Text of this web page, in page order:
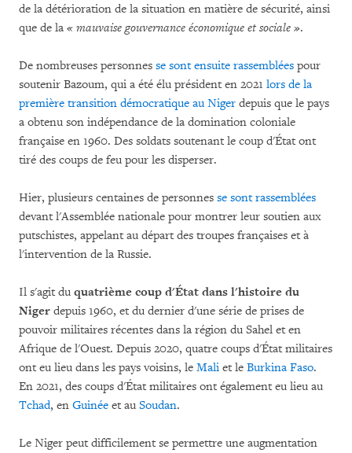
de la détérioration de la situation en matière de sécurité, ainsi
que de la « mauvaise gouvernance économique et sociale ».
De nombreuses personnes se sont ensuite rassemblées pour
soutenir Bazoum, qui a été élu président en 2021 lors de la
première transition démocratique au Niger depuis que le pays
a obtenu son indépendance de la domination coloniale
française en 1960. Des soldats soutenant le coup d'État ont
tiré des coups de feu pour les disperser.
Hier, plusieurs centaines de personnes se sont rassemblées
devant l'Assemblée nationale pour montrer leur soutien aux
putschistes, appelant au départ des troupes françaises et à
l'intervention de la Russie.
Il s'agit du quatrième coup d'État dans l'histoire du
Niger depuis 1960, et du dernier d'une série de prises de
pouvoir militaires récentes dans la région du Sahel et en
Afrique de l'Ouest. Depuis 2020, quatre coups d'État militaires
ont eu lieu dans les pays voisins, le Mali et le Burkina Faso.
En 2021, des coups d'État militaires ont également eu lieu au
Tchad, en Guinée et au Soudan.
Le Niger peut difficilement se permettre une augmentation